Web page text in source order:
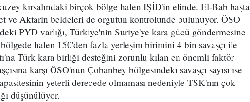
kırsalındaki birçok bölge halen IŞİD'in elinde. El-Bab başta
ve Aktarin beldeleri de örgütün kontrolünde bulunuyor. ÖSO
PYD varlığı, Türkiye'nin Suriye'ye kara gücü göndermesine
halen 150'den fazla yerleşim birimini 4 bin savaşçı ile
Türk kara birliği desteğini zorunlu kılan en önemli faktör
karşı ÖSO'nun Çobanbey bölgesindeki savaşçı sayısı ise
yeterli derecede olmaması nedeniyle TSK'nın çok
düşünülüyor.